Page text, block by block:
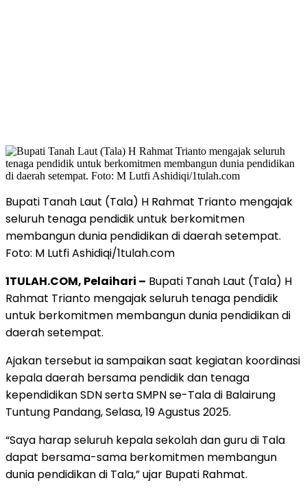
Bupati Tanah Laut (Tala) H Rahmat Trianto mengajak
seluruh tenaga pendidik untuk berkomitmen
membangun dunia pendidikan di daerah setempat.
Foto: M Lutfi Ashidiqi/1tulah.com
1TULAH.COM, Pelaihari – Bupati Tanah Laut (Tala) H
Rahmat Trianto mengajak seluruh tenaga pendidik
untuk berkomitmen membangun dunia pendidikan di
daerah setempat.
Ajakan tersebut ia sampaikan saat kegiatan koordinasi
kepala daerah bersama pendidik dan tenaga
kependidikan SDN serta SMPN se-Tala di Balairung
Tuntung Pandang, Selasa, 19 Agustus 2025.
“Saya harap seluruh kepala sekolah dan guru di Tala
dapat bersama-sama berkomitmen membangun
dunia pendidikan di Tala,” ujar Bupati Rahmat.